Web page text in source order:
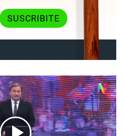
SUSCRIBITE